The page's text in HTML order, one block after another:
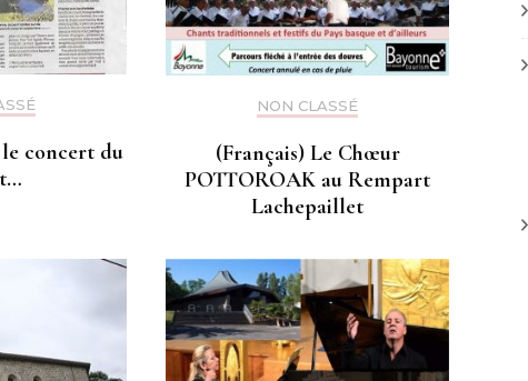
concert du
NON CLASSÉ
(Français) Le Chœur
POTTOROAK au Rempart
Lachepaillet